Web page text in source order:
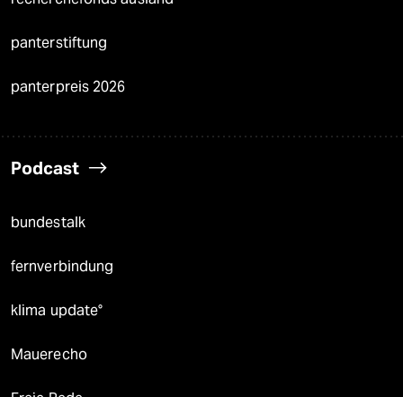
panterstiftung
panterpreis 2026
Podcast
bundestalk
fernverbindung
klima update°
Mauerecho